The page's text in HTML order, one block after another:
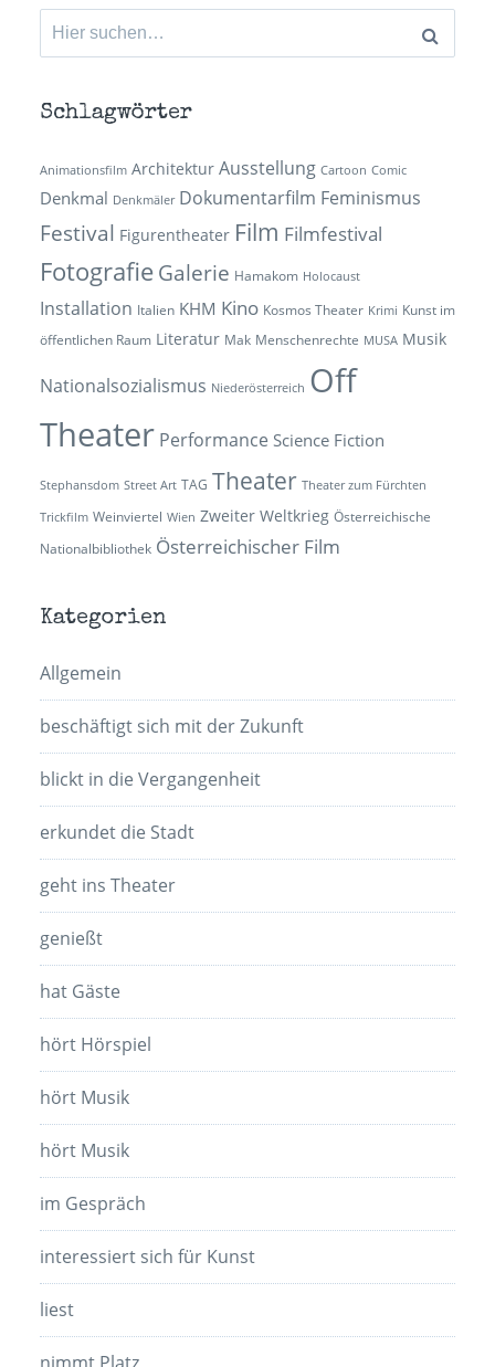
Suchen
nach:
Schlagwörter
Animationsfilm Architektur Ausstellung Cartoon Comic
Denkmal Denkmäler Dokumentarfilm Feminismus
Festival Figurentheater Film Filmfestival
Fotografie Galerie Hamakom Holocaust
Installation Italien KHM Kino Kosmos Theater Krimi Kunst im
öffentlichen Raum Literatur Mak Menschenrechte MUSA Musik
Nationalsozialismus Niederösterreich Off
Theater Performance Science Fiction
Stephansdom Street Art TAG Theater Theater zum Fürchten
Trickfilm Weinviertel Wien Zweiter Weltkrieg Österreichische
Nationalbibliothek Österreichischer Film
Kategorien
Allgemein
beschäftigt sich mit der Zukunft
blickt in die Vergangenheit
erkundet die Stadt
geht ins Theater
genießt
hat Gäste
hört Hörspiel
hört Musik
hört Musik
im Gespräch
interessiert sich für Kunst
liest